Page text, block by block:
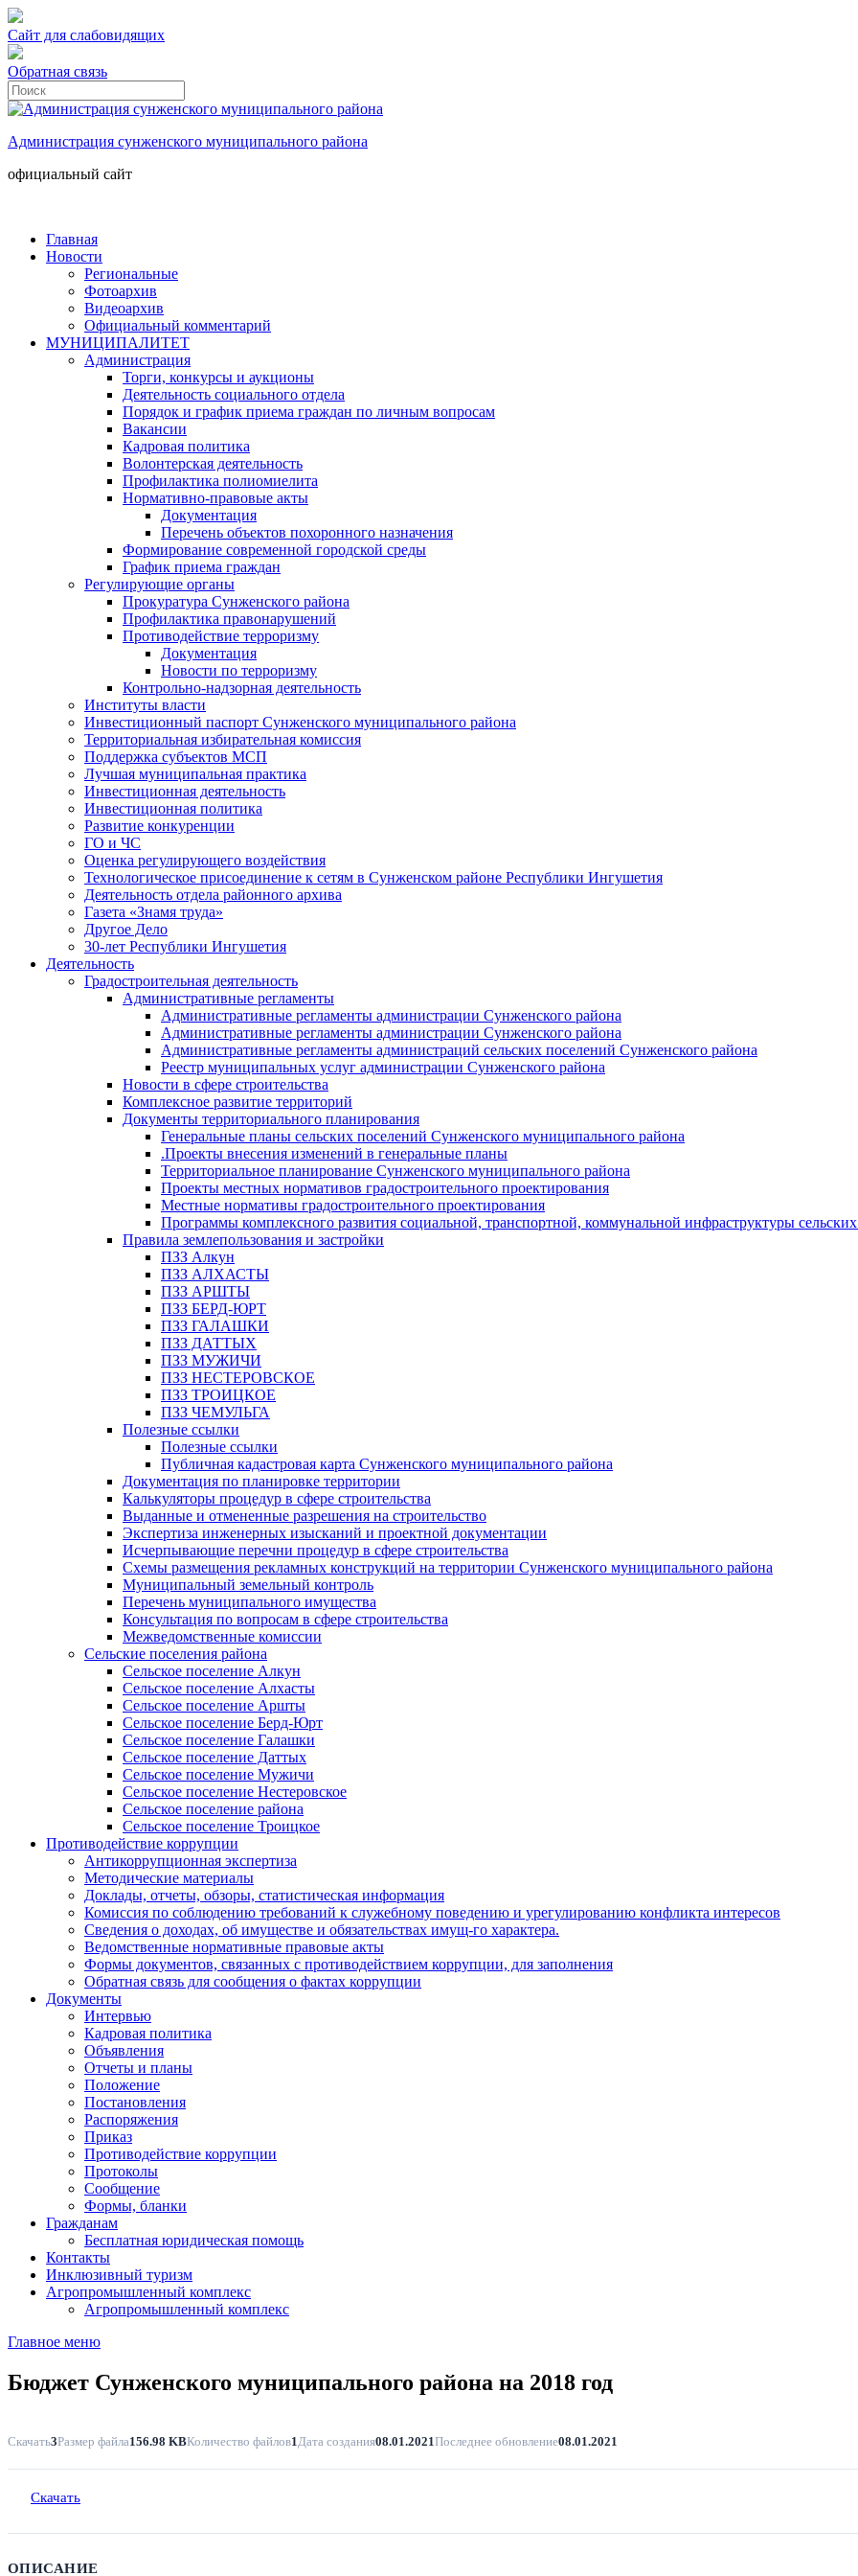
Сайт для слабовидящих
Обратная связь
Администрация сунженского муниципального района
официальный сайт
Главная
Новости
Региональные
Фотоархив
Видеоархив
Официальный комментарий
МУНИЦИПАЛИТЕТ
Администрация
Торги, конкурсы и аукционы
Деятельность социального отдела
Порядок и график приема граждан по личным вопросам
Вакансии
Кадровая политика
Волонтерская деятельность
Профилактика полиомиелита
Нормативно-правовые акты
Документация
Перечень объектов похоронного назначения
Формирование современной городской среды
График приема граждан
Регулирующие органы
Прокуратура Сунженского района
Профилактика правонарушений
Противодействие терроризму
Документация
Новости по терроризму
Контрольно-надзорная деятельность
Институты власти
Инвестиционный паспорт Сунженского муниципального района
Территориальная избирательная комиссия
Поддержка субъектов МСП
Лучшая муниципальная практика
Инвестиционная деятельность
Инвестиционная политика
Развитие конкуренции
ГО и ЧС
Оценка регулирующего воздействия
Технологическое присоединение к сетям в Сунженском районе Республики Ингушетия
Деятельность отдела районного архива
Газета «Знамя труда»
Другое Дело
30-лет Республики Ингушетия
Деятельность
Градостроительная деятельность
Административные регламенты
Административные регламенты администрации Сунженского района
Административные регламенты администрации Сунженского района
Административные регламенты администраций сельских поселений Сунженского района
Реестр муниципальных услуг администрации Сунженского района
Новости в сфере строительства
Комплексное развитие территорий
Документы территориального планирования
Генеральные планы сельских поселений Сунженского муниципального района
.Проекты внесения изменений в генеральные планы
Территориальное планирование Сунженского муниципального района
Проекты местных нормативов градостроительного проектирования
Местные нормативы градостроительного проектирования
Программы комплексного развития социальной, транспортной, коммунальной инфраструктуры
Правила землепользования и застройки
ПЗЗ Алкун
ПЗЗ АЛХАСТЫ
ПЗЗ АРШТЫ
ПЗЗ БЕРД-ЮРТ
ПЗЗ ГАЛАШКИ
ПЗЗ ДАТТЫХ
ПЗЗ МУЖИЧИ
ПЗЗ НЕСТЕРОВСКОЕ
ПЗЗ ТРОИЦКОЕ
ПЗЗ ЧЕМУЛЬГА
Полезные ссылки
Полезные ссылки
Публичная кадастровая карта Сунженского муниципального района
Документация по планировке территории
Калькуляторы процедур в сфере строительства
Выданные и отмененные разрешения на строительство
Экспертиза инженерных изысканий и проектной документации
Исчерпывающие перечни процедур в сфере строительства
Схемы размещения рекламных конструкций на территории Сунженского муниципального района
Муниципальный земельный контроль
Перечень муниципального имущества
Консультация по вопросам в сфере строительства
Межведомственные комиссии
Сельские поселения района
Сельское поселение Алкун
Сельское поселение Алхасты
Сельское поселение Аршты
Сельское поселение Берд-Юрт
Сельское поселение Галашки
Сельское поселение Даттых
Сельское поселение Мужичи
Сельское поселение Нестеровское
Сельское поселение района
Сельское поселение Троицкое
Противодействие коррупции
Антикоррупционная экспертиза
Методические материалы
Доклады, отчеты, обзоры, статистическая информация
Комиссия по соблюдению требований к служебному поведению и урегулированию конфликта интересов
Сведения о доходах, об имуществе и обязательствах имущ-го характера.
Ведомственные нормативные правовые акты
Формы документов, связанных с противодействием коррупции, для заполнения
Обратная связь для сообщения о фактах коррупции
Документы
Интервью
Кадровая политика
Объявления
Отчеты и планы
Положение
Постановления
Распоряжения
Приказ
Противодействие коррупции
Протоколы
Сообщение
Формы, бланки
Гражданам
Бесплатная юридическая помощь
Контакты
Инклюзивный туризм
Агропромышленный комплекс
Агропромышленный комплекс
Главное меню
Бюджет Сунженского муниципального района на 2018 год
Скачать3Размер файла156.98 KBКоличество файлов1 Дата создания08.01.2021Последнее обновление08.01.2021
Скачать
ОПИСАНИЕ